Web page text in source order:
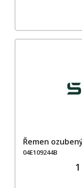
Řemen
04E109244B